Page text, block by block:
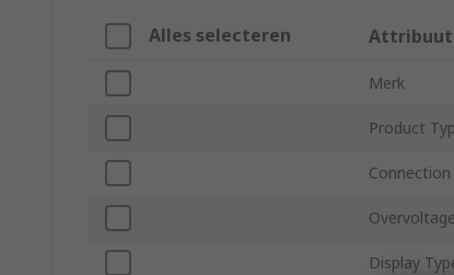
Alles selecteren Attribuut
Merk
Product
Connection
Display